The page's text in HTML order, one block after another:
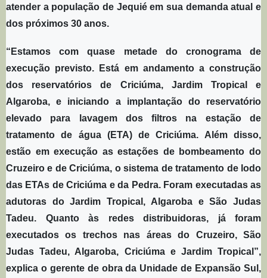
atender a população de Jequié em sua demanda atual e
dos próximos 30 anos.
“Estamos com quase metade do cronograma de
execução previsto. Está em andamento a construção
dos reservatórios de Criciúma, Jardim Tropical e
Algaroba, e iniciando a implantação do reservatório
elevado para lavagem dos filtros na estação de
tratamento de água (ETA) de Criciúma. Além disso,
estão em execução as estações de bombeamento do
Cruzeiro e de Criciúma, o sistema de tratamento de lodo
das ETAs de Criciúma e da Pedra. Foram executadas as
adutoras do Jardim Tropical, Algaroba e São Judas
Tadeu. Quanto às redes distribuidoras, já foram
executados os trechos nas áreas do Cruzeiro, São
Judas Tadeu, Algaroba, Criciúma e Jardim Tropical”,
explica o gerente de obra da Unidade de Expansão Sul,